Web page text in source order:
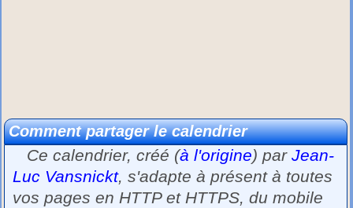
Comment partager le calendrier
Ce calendrier, créé (à l'origine) parJean-
Luc Vansnickt, s'adapte à présent à toutes
vos pages en HTTP et HTTPS, du mobile